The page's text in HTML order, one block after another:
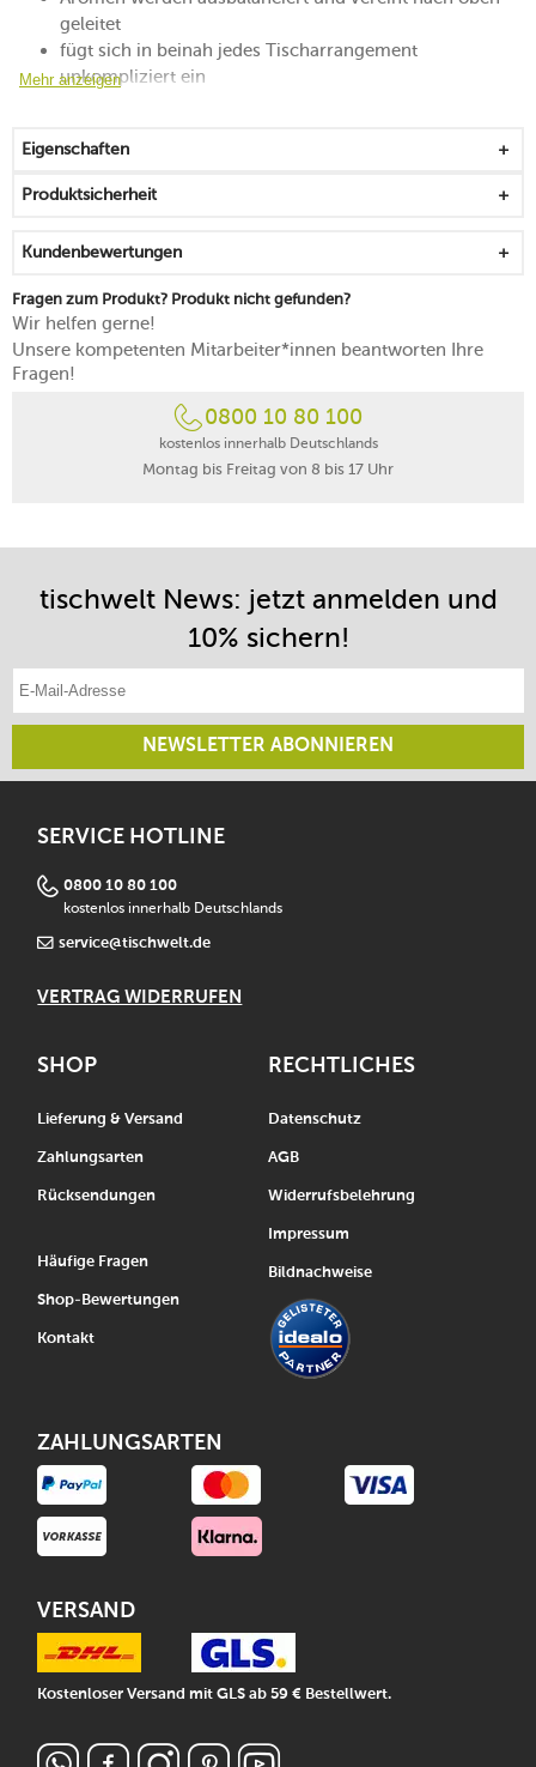
geleitet
fügt sich in beinah jedes Tischarrangement
unkompliziert ein
Mehr anzeigen
Eigenschaften
Produktsicherheit
Kundenbewertungen
Fragen zum Produkt? Produkt nicht gefunden?
Wir helfen gerne!
Unsere kompetenten Mitarbeiter*innen beantworten Ihre
Fragen!
0800 10 80 100
kostenlos innerhalb Deutschlands
Montag bis Freitag von 8 bis 17 Uhr
tischwelt News: jetzt anmelden und
10% sichern!
NEWSLETTER ABONNIEREN
SERVICE HOTLINE
0800 10 80 100
kostenlos innerhalb Deutschlands
service@tischwelt.de
VERTRAG WIDERRUFEN
SHOP
Lieferung & Versand
Zahlungsarten
Rücksendungen
Häufige Fragen
Shop-Bewertungen
Kontakt
RECHTLICHES
Datenschutz
AGB
Widerrufsbelehrung
Impressum
Bildnachweise
ZAHLUNGSARTEN
VERSAND
Kostenloser Versand mit GLS ab 59 € Bestellwert.